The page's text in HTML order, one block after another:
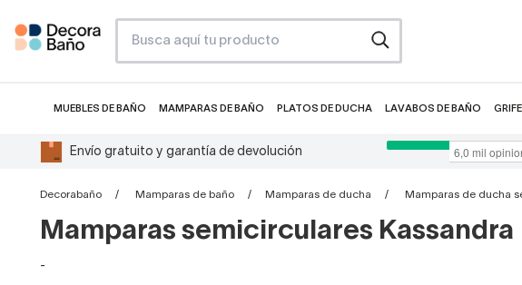
MUEBLES DE BAÑO MAMPARAS DE BAÑO PLATOS DE DUCHA LAVABOS DE BAÑO
Envío gratuito y garantía de devolución
Decorabaño Mamparas de baño Mamparas de ducha Mamparas de ducha
Mamparas semicirculares Kassandra
-